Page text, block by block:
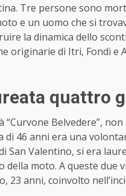
Tre persone sono
e un uomo che si
la dinamica dello
originarie di Itri, Fondi e
quattro
Belvedere”,
46 anni era una
Valentino, si era
della moto. A queste due
23 anni, coinvolto